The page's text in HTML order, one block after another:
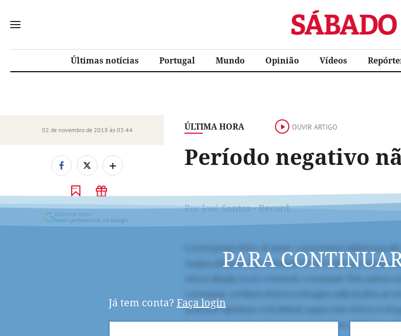
Sábado
Últimas notícias Portugal Mundo Opinião Vídeos
ÚLTIMA HORA OUVIR ARTIGO
Período negativo
02 de novembro de 2018 às 03:44
+
Adicione como
fonte preferencial no Google
Por José Santos - Record
PARA
Já tem conta? Faça login